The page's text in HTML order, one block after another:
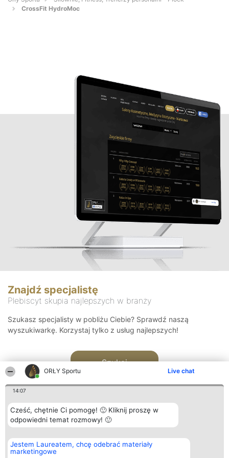
ORŁY Sportu Live chat
14:07
Cześć, chętnie Ci pomogę! 🙂 Kliknij proszę w
odpowiedni temat rozmowy! 🙂
Jestem Laureatem, chcę odebrać materiały
marketingowe
CrossFit HydroMoc
Znajdź specjalistę
Plebiscyt skupia najlepszych w branży
Szukasz specjalisty w pobliżu Ciebie? Sprawdź naszą
wyszukiwarkę. Korzystaj tylko z usług najlepszych!
Szukaj
Organizator plebiscytu
Bright Side Solutions sp. z o.
o. sp. k.
Plebiscyt
Laureaci
Kontakt
Kontakt